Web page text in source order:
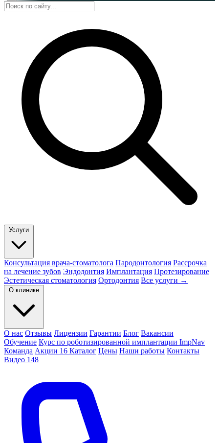
Услуги
Консультация врача-стоматолога Пародонтология Рассрочка
на лечение зубов Эндодонтия Имплантация Протезирование
Эстетическая стоматология Ортодонтия Все услуги →
О клинике
О нас Отзывы Лицензии Гарантии Блог Вакансии
Обучение Курс по роботизированной имплантации ImpNav
Команда Акции 16 Каталог Цены Наши работы Контакты
Видео 148